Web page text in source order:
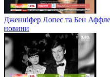
Дженніфер Лопес та Бен
новини